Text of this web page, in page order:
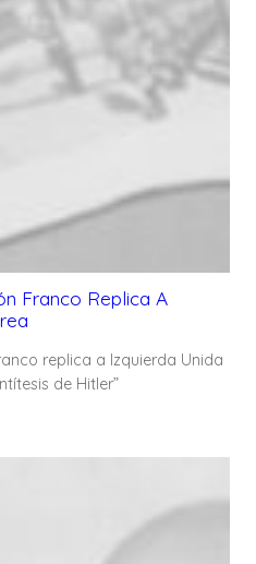
Franco Replica A
replica a Izquierda Unida
de Hitler”